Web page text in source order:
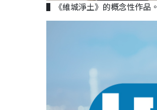
▌《維城淨土》的概念性作品。